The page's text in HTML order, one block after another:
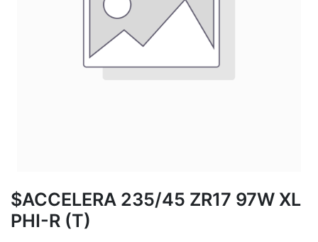
$ACCELERA 235/45 ZR17 97W XL
PHI-R (T)